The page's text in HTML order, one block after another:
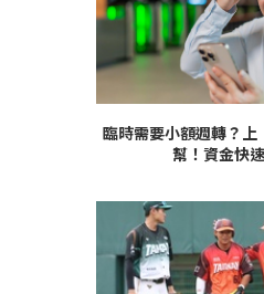
臨時需要小額週轉？上
幫！資金快